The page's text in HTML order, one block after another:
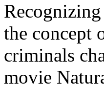
the concept
criminals
movie